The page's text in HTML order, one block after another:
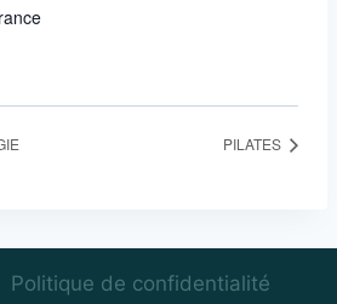
PILATES
Politique de confidentialité